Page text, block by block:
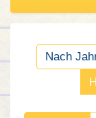
Nach